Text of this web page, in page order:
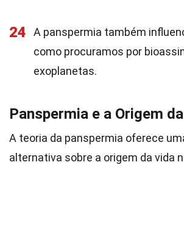
24
A panspermia também
como procuramos por
exoplanetas.
Panspermia e a Origem
A teoria da panspermia oferece
alternativa sobre a origem da vida